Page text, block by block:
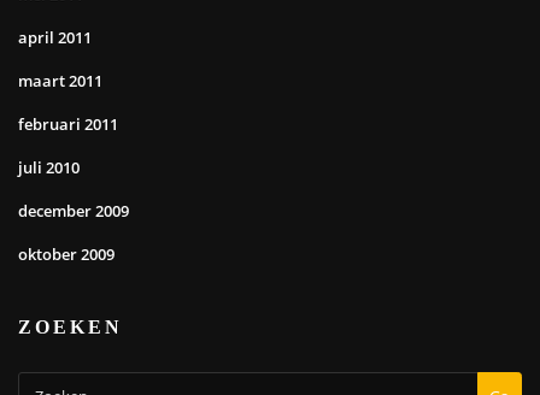
april 2011
maart 2011
februari 2011
juli 2010
december 2009
oktober 2009
ZOEKEN